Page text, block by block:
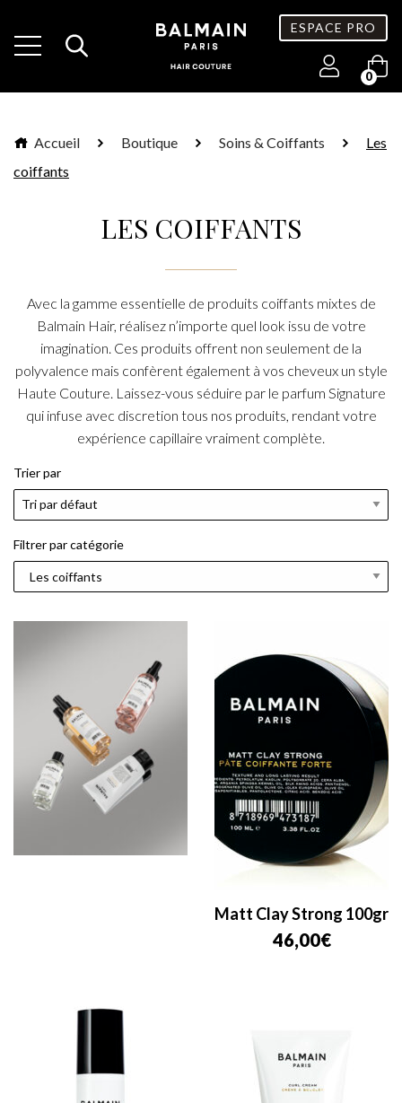
ESPACE PRO
0
Accueil Boutique Soins & Coiffants
Les
coiffants
LES COIFFANTS
Avec la gamme essentielle de produits coiffants mixtes de
Balmain Hair, réalisez n’importe quel look issu de votre
imagination. Ces produits offrent non seulement de la
polyvalence mais confèrent également à vos cheveux un style
Haute Couture. Laissez-vous séduire par le parfum Signature
qui infuse avec discretion tous nos produits, rendant votre
expérience capillaire vraiment complète.
Trier par
Filtrer par catégorie
Matt Clay Strong 100gr
46,00€